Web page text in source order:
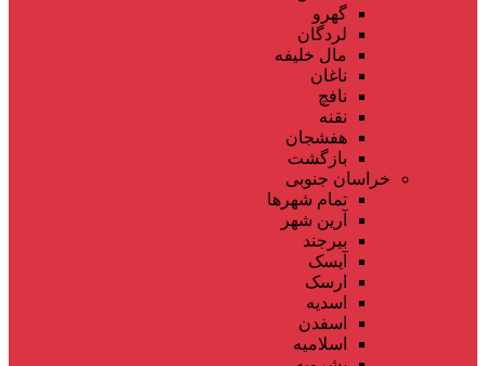
گهرو
لردگان
مال خلیفه
ناغان
نافچ
نقنه
هفشجان
بازگشت
خراسان جنوبی
تمام شهر‌ها
آرین شهر
بیرجند
آیسک
ارسک
اسدیه
اسفدن
اسلامیه